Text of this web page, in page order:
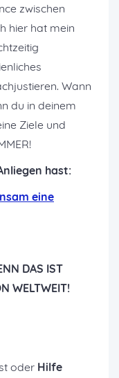
zwischen
hier hat mein
Wann
du in deinem
Ziele und
hast:
eine
DAS IST
WELTWEIT!
oder Hilfe